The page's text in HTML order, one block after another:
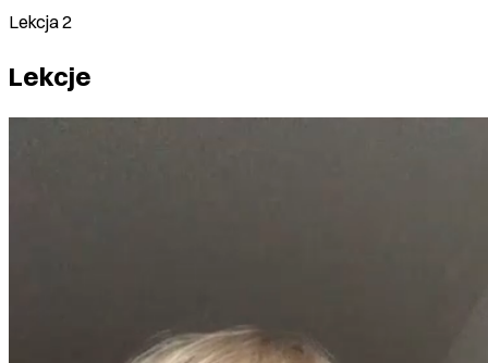
Lekcja 2
Lekcje